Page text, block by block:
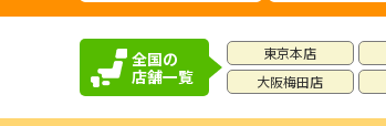
全国の
店舗一覧
東京本店
大阪梅田店